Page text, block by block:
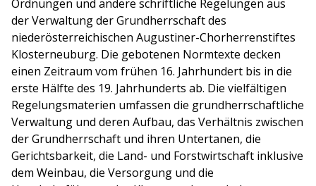
Ordnungen und andere schriftliche Regelungen aus
der Verwaltung der Grundherrschaft des
niederösterreichischen Augustiner-Chorherrenstiftes
Klosterneuburg. Die gebotenen Normtexte decken
einen Zeitraum vom frühen 16. Jahrhundert bis in die
erste Hälfte des 19. Jahrhunderts ab. Die vielfältigen
Regelungsmaterien umfassen die grundherrschaftliche
Verwaltung und deren Aufbau, das Verhältnis zwischen
der Grundherrschaft und ihren Untertanen, die
Gerichtsbarkeit, die Land- und Forstwirtschaft inklusive
dem Weinbau, die Versorgung und die